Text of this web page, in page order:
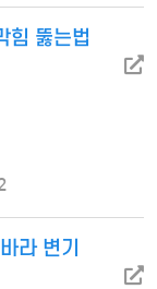
힘 뚫는법
라 변기